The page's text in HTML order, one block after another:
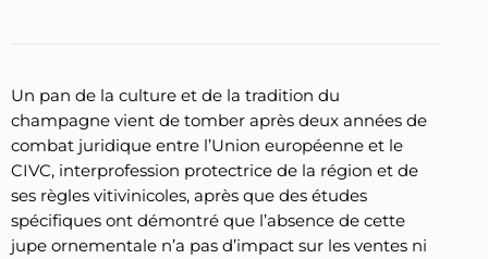
Un pan de la culture et de la tradition du
champagne vient de tomber après deux années de
combat juridique entre l’Union européenne et le
CIVC, interprofession protectrice de la région et de
ses règles vitivinicoles, après que des études
spécifiques ont démontré que l’absence de cette
jupe ornementale n’a pas d’impact sur les ventes ni